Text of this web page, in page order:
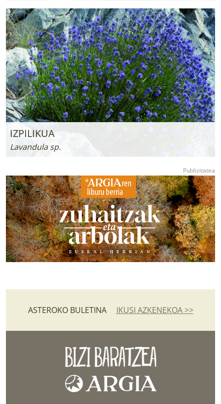
IZPILIKUA
Lavandula sp.
ASTEROKO BULETINA IKUSI AZKENEKOA >>